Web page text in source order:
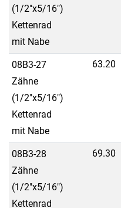
(1/2"x5/16")
Kettenrad
mit Nabe
08B3-27
Zähne
(1/2"x5/16")
Kettenrad
mit Nabe
63.20
08B3-28
Zähne
(1/2"x5/16")
Kettenrad
69.30